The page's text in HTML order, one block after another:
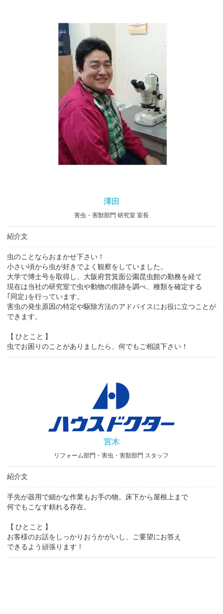
澤田
害虫・害獣部門 研究室 室長
紹介文
虫のことならおまかせ下さい！
小さい頃から虫が好きでよく観察をしていました。
大学で博士号を取得し、大阪府営箕面公園昆虫館の勤務を経て
現在は当社の研究室で虫や動物の痕跡を調べ、種類を確定する
｢同定｣を行っています。
害虫の発生原因の特定や駆除方法のアドバイスにお役に立つことが
できます。
【 ひとこと 】
虫でお困りのことがありましたら、何でもご相談下さい！
宮木
リフォーム部門・害虫・害獣部門 スタッフ
紹介文
手先が器用で細かな作業もお手の物。床下から屋根上まで
何でもこなす頼れる存在。
【 ひとこと 】
お客様のお話をしっかりおうかがいし、ご要望にお答え
できるよう頑張ります！